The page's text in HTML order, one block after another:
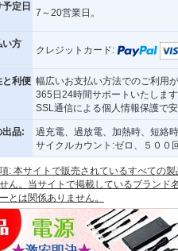
予定日
7～20営業日。
い方
クレジットカード:
と利便 幅広いお支払い方法でのご利用
365日24時間サポートいたします
SSL通信による個人情報保護で
出品:
過充電、過放電、加熱時、短絡
サイクルカウント:ゼロ、５００
: 本サイトで販売されているすべての
ん。当サイトで掲載しているブランド
とは関係ありません。